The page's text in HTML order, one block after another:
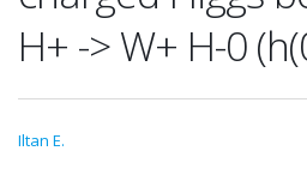
H+ -> W+ H-0
Iltan E.